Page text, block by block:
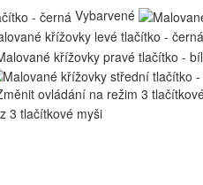
Vybarvené
ovládání na režim 3
3 tlačítkové myši